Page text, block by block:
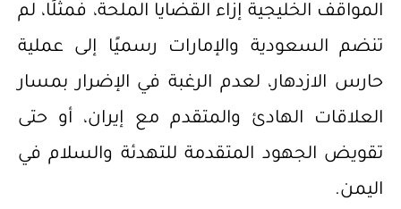
المواقف الخليجية إزاء القضايا الملحة، فمثلًا، لم
تنضم السعودية والإمارات رسميًا إلى عملية
حارس الازدهار، لعدم الرغبة في الإضرار بمسار
العلاقات الهادئ والمتقدم مع إيران، أو حتى
تقويض الجهود المتقدمة للتهدئة والسلام في
اليمن.